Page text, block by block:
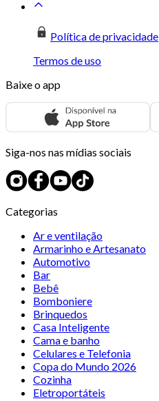
Política de privacidade
Termos de uso
Baixe o app
Siga-nos nas mídias sociais
Categorias
Ar e ventilação
Armarinho e Artesanato
Automotivo
Bar
Bebê
Bomboniere
Brinquedos
Casa Inteligente
Cama e banho
Celulares e Telefonia
Copa do Mundo 2026
Cozinha
Eletroportáteis